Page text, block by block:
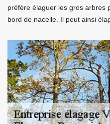
préfère élaguer les gros arbres
bord de nacelle. Il peut ainsi